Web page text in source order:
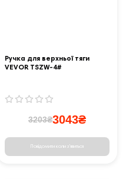
Ручка для верхньої тяги
VEVOR TSZW-4#
3203₴3043₴
Повідомити коли з'явиться